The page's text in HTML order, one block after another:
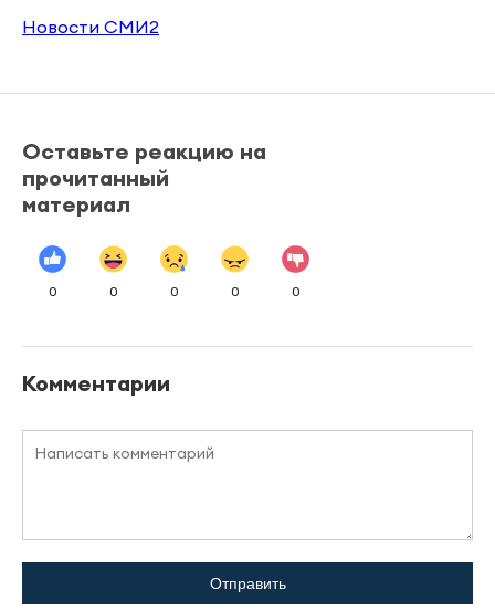
Новости СМИ2
Оставьте реакцию на
прочитанный
материал
0 0 0 0 0
Комментарии
Отправить